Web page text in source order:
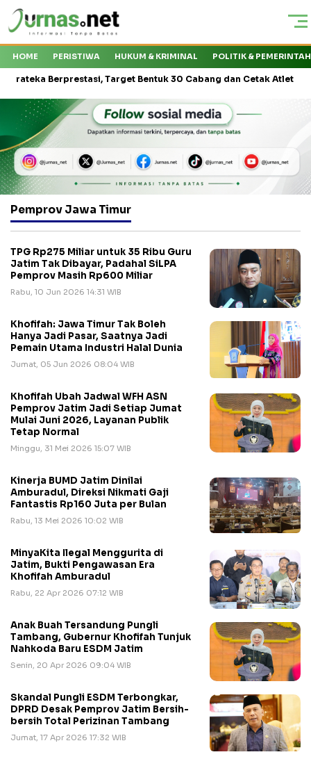
HOME PERISTIWA HUKUM & KRIMINAL POLITIK &
Target Bentuk 30 Cabang dan Cetak Atlet Nasional
Pemprov Jawa Timur
TPG Rp275 Miliar untuk 35 Ribu Guru
Jatim Tak Dibayar, Padahal SiLPA
Pemprov Masih Rp600 Miliar
Rabu, 10 Jun 2026 14:31 WIB
Khofifah: Jawa Timur Tak Boleh
Hanya Jadi Pasar, Saatnya Jadi
Pemain Utama Industri Halal Dunia
Jumat, 05 Jun 2026 08:04 WIB
Khofifah Ubah Jadwal WFH ASN
Pemprov Jatim Jadi Setiap Jumat
Mulai Juni 2026, Layanan Publik
Tetap Normal
Minggu, 31 Mei 2026 15:07 WIB
Kinerja BUMD Jatim Dinilai
Amburadul, Direksi Nikmati Gaji
Fantastis Rp160 Juta per Bulan
Rabu, 13 Mei 2026 10:02 WIB
MinyaKita Ilegal Menggurita di
Jatim, Bukti Pengawasan Era
Khofifah Amburadul
Rabu, 22 Apr 2026 07:12 WIB
Anak Buah Tersandung Pungli
Tambang, Gubernur Khofifah Tunjuk
Nahkoda Baru ESDM Jatim
Senin, 20 Apr 2026 09:04 WIB
Skandal Pungli ESDM Terbongkar,
DPRD Desak Pemprov Jatim Bersih-
bersih Total Perizinan Tambang
Jumat, 17 Apr 2026 17:32 WIB